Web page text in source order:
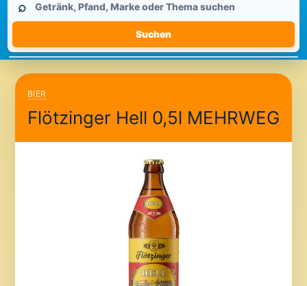
durchsuchen
⌕
Suchen
BIER
Flötzinger Hell 0,5l MEHRWEG